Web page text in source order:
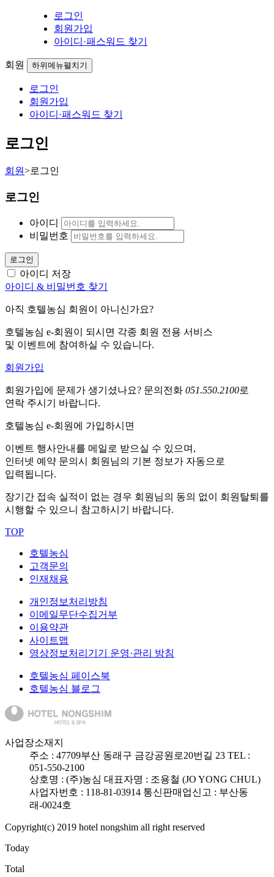
로그인
회원가입
아이디·패스워드 찾기
회원 하위메뉴펼치기
로그인
회원가입
아이디·패스워드 찾기
로그인
회원>로그인
로그인
아이디
비밀번호
로그인
아이디 저장
아이디 & 비밀번호 찾기
아직 호텔농심 회원이 아니신가요?
호텔농심 e-회원이 되시면 각종 회원 전용 서비스
및 이벤트에 참여하실 수 있습니다.
회원가입
회원가입에 문제가 생기셨나요? 문의전화 051.550.2100로
연락 주시기 바랍니다.
호텔농심 e-회원에 가입하시면
이벤트 행사안내를 메일로 받으실 수 있으며,
인터넷 예약 문의시 회원님의 기본 정보가 자동으로
입력됩니다.
장기간 접속 실적이 없는 경우 회원님의 동의 없이 회원탈퇴를
시행할 수 있으니 참고하시기 바랍니다.
TOP
호텔농심
고객문의
인재채용
개인정보처리방침
이메일무단수집거부
이용약관
사이트맵
영상정보처리기기 운영·관리 방침
호텔농심 페이스북
호텔농심 블로그
사업장소재지
주소 : 47709부산 동래구 금강공원로20번길 23 TEL :
051-550-2100
상호명 : (주)농심 대표자명 : 조용철 (JO YONG CHUL)
사업자번호 : 118-81-03914 통신판매업신고 : 부산동
래-0024호
Copyright(c) 2019 hotel nongshim all right reserved
Today
Total